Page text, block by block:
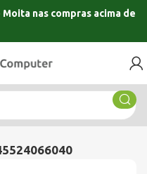
Moitanas compras acima de